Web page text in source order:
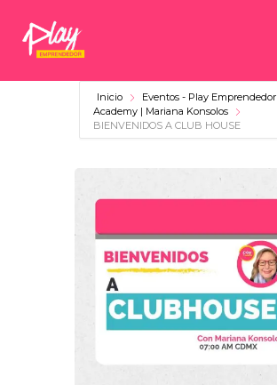
Inicio
Eventos - Play Emprendedor
Academy | Mariana Konsolos
BIENVENIDOS A CLUB HOUSE